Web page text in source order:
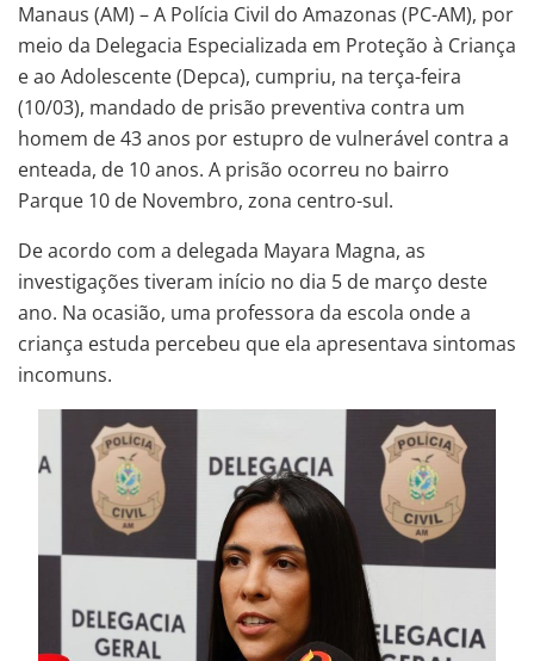
Manaus (AM) – A Polícia Civil do Amazonas (PC-AM), por
meio da Delegacia Especializada em Proteção à Criança
e ao Adolescente (Depca), cumpriu, na terça-feira
(10/03), mandado de prisão preventiva contra um
homem de 43 anos por estupro de vulnerável contra a
enteada, de 10 anos. A prisão ocorreu no bairro
Parque 10 de Novembro, zona centro-sul.
De acordo com a delegada Mayara Magna, as
investigações tiveram início no dia 5 de março deste
ano. Na ocasião, uma professora da escola onde a
criança estuda percebeu que ela apresentava sintomas
incomuns.